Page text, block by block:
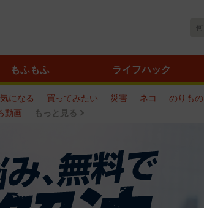
もふもふ ライフハック
気になる 買ってみたい 災害 ネコ のりもの
動画 もっと見る